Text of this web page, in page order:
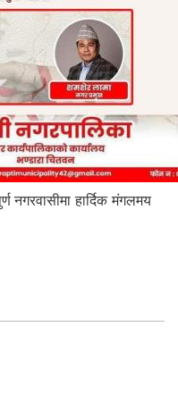
नगरवासीमा हार्दिक मंगलमय